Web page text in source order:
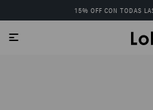
15% OFF CON TODAS
